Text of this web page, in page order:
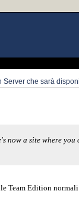
Server che sarà
now a site where
Team Edition